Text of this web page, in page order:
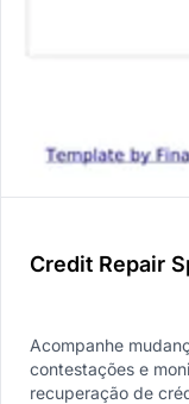
Credit Repair
Acompanhe
contestações e
recuperação de